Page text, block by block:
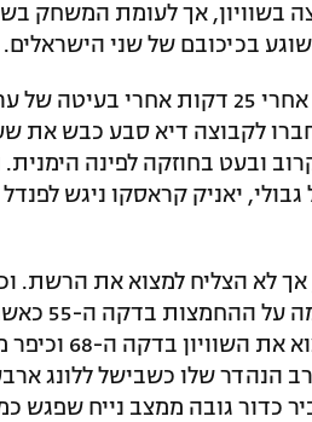
בשוויון, אך לעומת המשחק
גוואנגז'ו פתחה את המשחק טוב יותר והגיע למצב מסוכן אחרי 25 דקות
לקבוצה דיא סבע כבש את
ובעט בחוזקה לפינה הימנית.
יאניק קראסקו ניגש
אך לא הצליח למצוא את הרשת.
שהקלישאה אומרת שמי שלא
קראסקו בעט מקורב והפך את התוצאה. זהבי
שלו כשבישל ללונג
גובה ממצב נייח שפגש